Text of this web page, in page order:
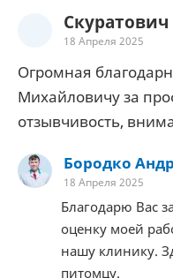
18 Апреля 2025
Огромная
Михайловичу за
отзывчивость,
Бородко
18 Апреля 2025
Благодарю Вас
оценку моей
нашу клинику.
питомцу.